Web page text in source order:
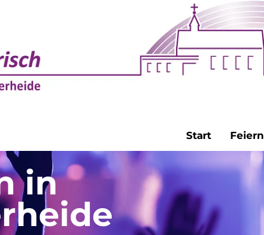
Start Feiern
in